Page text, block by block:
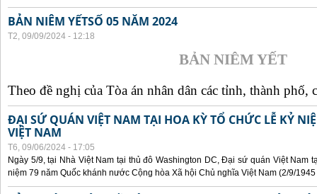
BẢN NIÊM YẾTSỐ 05 NĂM 2024
T2, 09/09/2024 - 12:18
BẢN NIÊM YẾT
Theo đề nghị của Tòa án nhân dân các tỉnh, thành phố,
ĐẠI SỨ QUÁN VIỆT NAM TẠI HOA KỲ TỔ CHỨC LỄ KỶ
VIỆT NAM
T6, 09/06/2024 - 17:05
Ngày 5/9, tại Nhà Việt Nam tại thủ đô Washington DC, Đại sứ quán Việt Nam
niệm 79 năm Quốc khánh nước Cộng hòa Xã hội Chủ nghĩa Việt Nam (2/9/